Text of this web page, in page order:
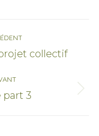
collectif
part 3